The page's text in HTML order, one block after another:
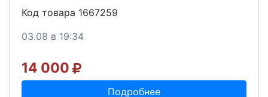
Код товара 1667259
03.08 в 19:34
14 000
Подробнее